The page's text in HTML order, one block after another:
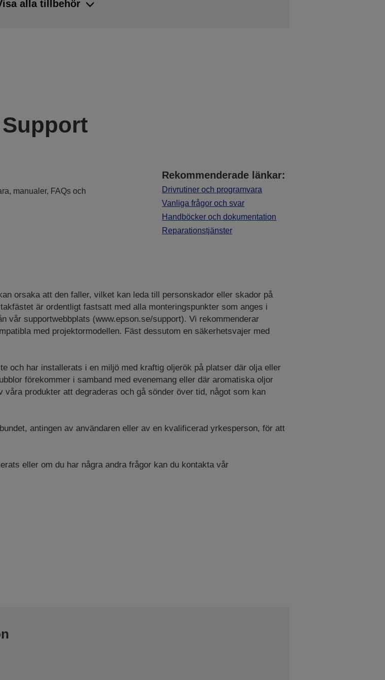
alla tillbehör
Support
manualer, FAQs och
Rekommenderade länkar:
Drivrutiner och programvara
Vanliga frågor och svar
Handböcker och dokumentation
Reparationstjänster
orsaka att den faller, vilket kan leda till personskador eller skador på
är ordentligt fastsatt med alla monteringspunkter som anges i
vår supportwebbplats (www.epson.se/support). Vi rekommenderar
med projektormodellen. Fäst dessutom en säkerhetsvajer med
och har installerats i en miljö med kraftig oljerök på platser där olja eller
förekommer i samband med evenemang eller där aromatiska oljor
produkter att degraderas och gå sönder över tid, något som kan
antingen av användaren eller av en kvalificerad yrkesperson, för att
eller om du har några andra frågor kan du kontakta vår